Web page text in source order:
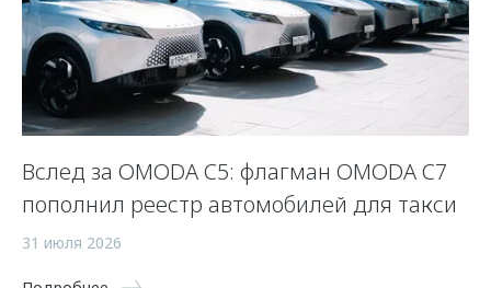
Вслед за OMODA C5: флагман OMODA C7
пополнил реестр автомобилей для такси
31 июля 2026